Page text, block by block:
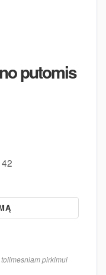
putomis
pirkimui